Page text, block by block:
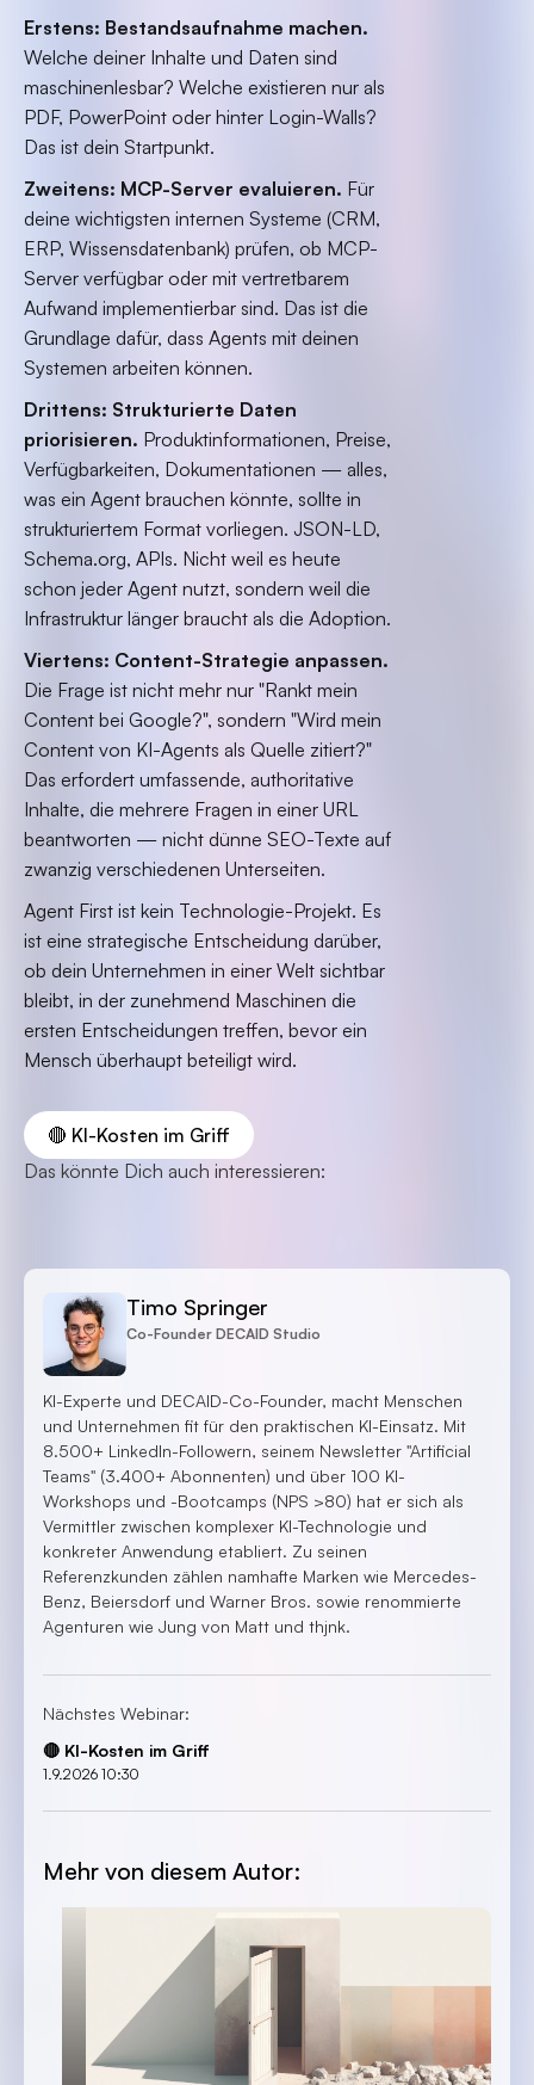
Erstens: Bestandsaufnahme machen.
Welche deiner Inhalte und Daten sind
maschinenlesbar? Welche existieren nur als
PDF, PowerPoint oder hinter Login-Walls?
Das ist dein Startpunkt.
Zweitens: MCP-Server evaluieren. Für
deine wichtigsten internen Systeme (CRM,
ERP, Wissensdatenbank) prüfen, ob MCP-
Server verfügbar oder mit vertretbarem
Aufwand implementierbar sind. Das ist die
Grundlage dafür, dass Agents mit deinen
Systemen arbeiten können.
Drittens: Strukturierte Daten
priorisieren. Produktinformationen, Preise,
Verfügbarkeiten, Dokumentationen — alles,
was ein Agent brauchen könnte, sollte in
strukturiertem Format vorliegen. JSON-LD,
Schema.org, APIs. Nicht weil es heute
schon jeder Agent nutzt, sondern weil die
Infrastruktur länger braucht als die Adoption.
Viertens: Content-Strategie anpassen.
Die Frage ist nicht mehr nur "Rankt mein
Content bei Google?", sondern "Wird mein
Content von KI-Agents als Quelle zitiert?"
Das erfordert umfassende, authoritative
Inhalte, die mehrere Fragen in einer URL
beantworten — nicht dünne SEO-Texte auf
zwanzig verschiedenen Unterseiten.
Agent First ist kein Technologie-Projekt. Es
ist eine strategische Entscheidung darüber,
ob dein Unternehmen in einer Welt sichtbar
bleibt, in der zunehmend Maschinen die
ersten Entscheidungen treffen, bevor ein
Mensch überhaupt beteiligt wird.
🔴 KI-Kosten im Griff
Das könnte Dich auch interessieren:
Timo Springer
Co-Founder DECAID Studio
KI-Experte und DECAID-Co-Founder, macht Menschen
und Unternehmen fit für den praktischen KI-Einsatz. Mit
8.500+ LinkedIn-Followern, seinem Newsletter "Artificial
Teams" (3.400+ Abonnenten) und über 100 KI-
Workshops und -Bootcamps (NPS >80) hat er sich als
Vermittler zwischen komplexer KI-Technologie und
konkreter Anwendung etabliert. Zu seinen
Referenzkunden zählen namhafte Marken wie Mercedes-
Benz, Beiersdorf und Warner Bros. sowie renommierte
Agenturen wie Jung von Matt und thjnk.
Nächstes Webinar:
🔴 KI-Kosten im Griff
1.9.2026 10:30
Mehr von diesem Autor: